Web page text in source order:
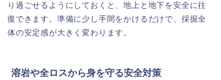
り過ごせるようにしておくと、地上と地下を安全に往
復できます。準備に少し手間をかけるだけで、採掘全
体の安定感が大きく変わります。
溶岩や全ロスから身を守る安全対策